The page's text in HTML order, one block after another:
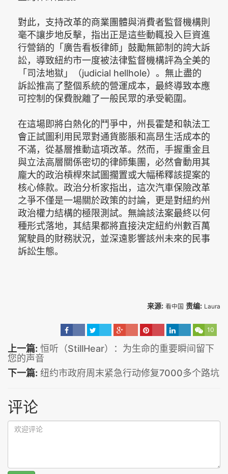
對此，支持改革的商業團體與消費者監督機構則
毫不讓步地反擊，指出正是這些動輒投入巨資進
行營銷的「廣告看板律師」鼓勵無節制的誇大訴
訟，導致紐約市一度被法律監督機構評為全美的
「司法地獄」（judicial hellhole）。無止盡的
訴訟推高了整個系統的營運成本，最終導致本應
可控制的保費脫離了一般民眾的承受範圍。
在這場即將白熱化的鬥爭中，州長霍楚和執法工
會正試圖利用民眾對通貨膨脹和高昂生活成本的
不滿，從基層推動這項改革。然而，手握重金且
與立法高層關係密切的律師集團，必然會動用其
龐大的政治槓桿來試圖擱置或大幅稀釋該提案的
核心條款。政治分析家指出，這次汽車保險改革
之爭不僅是一場關於政策的討論，更是對紐約州
政治權力結構的極限測試。無論該法案最終以何
種形式落地，其結果都將直接決定紐約州數百萬
駕駛員的財務狀況，並深遠影響該州未來的民事
訴訟生態。
来源: 看中国 责编: Laura
10
上一篇: 恒听（StillHear）：为生命的重要瞬间留下
您的声音
下一篇: 纽约市政府周末紧急行动修复7000多个路坑
评论